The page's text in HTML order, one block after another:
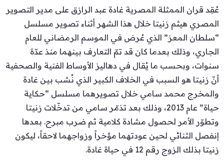
عُقِد قران الممثلة المصرية غادة عبد الرازق على مدير التصوير
المصري هيثم زنيتا خلال هذا الشهر أثناء تصوير مسلسل
“سلطان المعز” الذي عُرض في الموسم الرمضاني للعام
الجاري، وذلك بعدما كان قد تمّ التعارف بينهما منذ عدّة
سنوات، وبحسب ما يُقال في دهاليز الأوساط الفنية والصحفية
أنّ زنيتا هو السبب في الخلاف الكبير الذي نُشب بين غادة
والمخرج محمد سامي خلال تصويرهما مسلسل “حكاية
حياة” عام 2013، وذلك بعد تذمّر سامي من تدخّلات زنيتا
وتطوّر الأمر لحصول مشادة كلامية ثم ضرب مبرح. بعدها
إنفصل الثنائي لحين عودتهما مؤخراً وزواجهما لاحقاً، ليكون
زنيتا بذلك الزوج رقم 12 في حياة غادة.